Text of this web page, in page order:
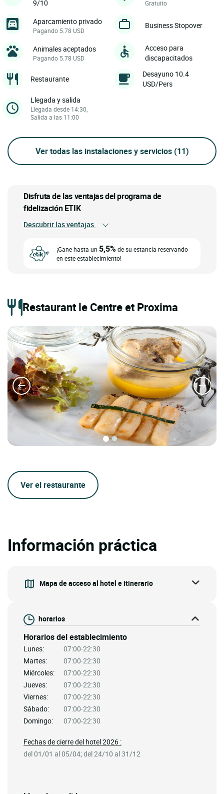
9/10
Gratuito
Aparcamiento privado
Pagando 5.78 USD
Business Stopover
Animales aceptados
Pagando 5.78 USD
Acceso para
discapacitados
Restaurante
Desayuno 10.4
USD/Pers
Llegada y salida
Llegada desde 14:30,
Salida a las 11:00
Ver todas las instalaciones y servicios (11)
Disfruta de las ventajas del programa de
fidelización ETIK
Descubrir las ventajas
¡Gane hasta un 5,5%de su estancia reservando
en este establecimiento!
Restaurant le Centre et Proxima
Ver el restaurante
Información práctica
Mapa de acceso al hotel e itinerario
horarios
Horarios del establecimiento
Lunes:
07:00-22:30
Martes:
07:00-22:30
Miércoles:
07:00-22:30
Jueves:
07:00-22:30
Viernes:
07:00-22:30
Sábado:
07:00-22:30
Domingo:
07:00-22:30
Fechas de cierre del hotel 2026 :
del 01/01 al 05/04; del 24/10 al 31/12